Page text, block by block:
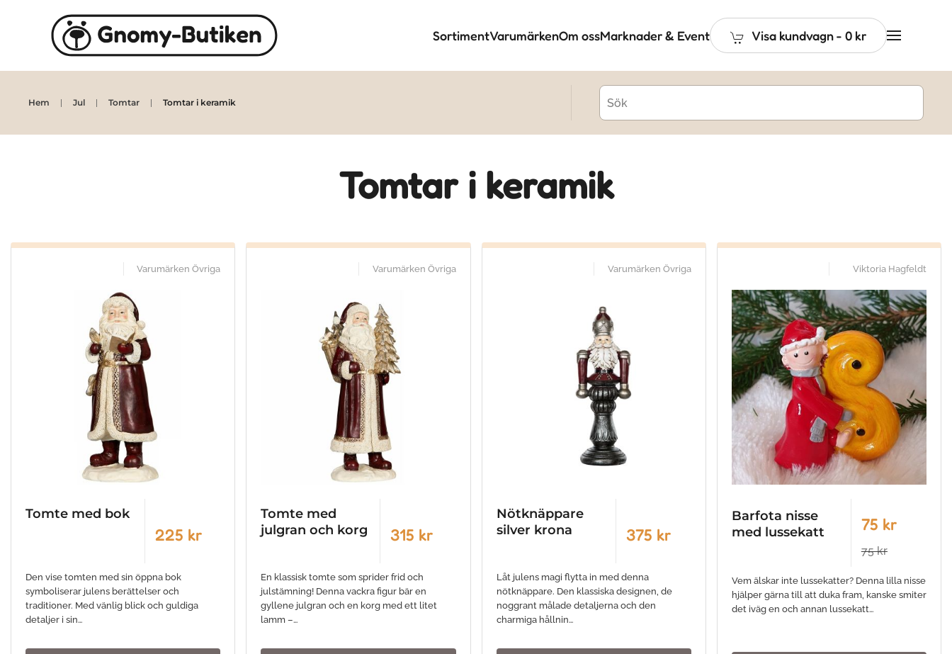
Skip to main content SortimentVarumärkenOm ossMarknader & Event Visa kundvagn- 0 kr
Hem Jul Tomtar Tomtar i keramik
Tomtar i keramik
Varumärken Övriga
Tomte med bok
225 kr
Den vise tomten med sin öppna bok
symboliserar julens berättelser och
traditioner. Med vänlig blick och guldiga
detaljer i sin…
Varumärken Övriga
Tomte med
julgran och korg
315 kr
En klassisk tomte som sprider frid och
julstämning! Denna vackra figur bär en
gyllene julgran och en korg med ett litet
lamm –…
Varumärken Övriga
Nötknäppare
silver krona
375 kr
Låt julens magi flytta in med denna
nötknäppare. Den klassiska designen, de
noggrant målade detaljerna och den
charmiga hållnin…
Viktoria Hagfeldt
Barfota nisse
med lussekatt
75 kr
75 kr
Vem älskar inte lussekatter? Denna lilla nisse
hjälper gärna till att duka fram, kanske smiter
det iväg en och annan lussekatt…